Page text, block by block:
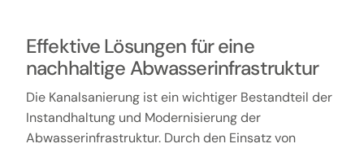
NEWS
Kontakt
Effektive Lösungen für eine
nachhaltige Abwasserinfrastruktur
Die Kanalsanierung ist ein wichtiger Bestandteil der
Instandhaltung und Modernisierung der
Abwasserinfrastruktur. Durch den Einsatz von